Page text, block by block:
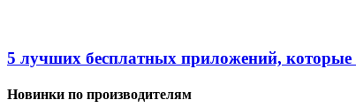
5 лучших бесплатных приложений,
Новинки по производителям